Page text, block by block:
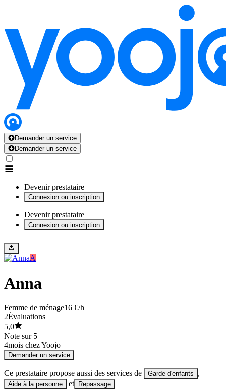
Demander un service
Demander un service
Devenir prestataire
Connexion ou inscription
Devenir prestataire
Connexion ou inscription
A
Anna
Femme de ménage16 €/h
2Évaluations
5,0
Note sur 5
4mois chez Yoojo
Demander un service
Ce prestataire propose aussi des services de Garde d'enfants ,
Aide à la personne et Repassage